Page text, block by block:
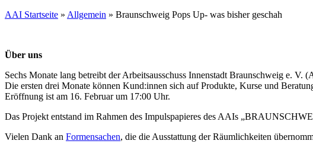
AAI Startseite » Allgemein » Braunschweig Pops Up- was bisher geschah
Über uns
Sechs Monate lang betreibt der Arbeitsausschuss Innenstadt Braunschweig e.
Die ersten drei Monate können Kund:innen sich auf Produkte, Kurse und
Eröffnung ist am 16. Februar um 17:00 Uhr.
Das Projekt entstand im Rahmen des Impulspapieres des AAIs
Vielen Dank an Formensachen, die die Ausstattung der Räumlichkeiten